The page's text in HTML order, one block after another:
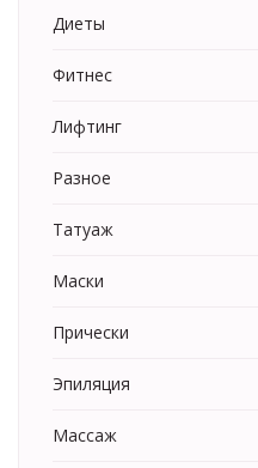
Диеты
Фитнес
Лифтинг
Разное
Татуаж
Маски
Прически
Эпиляция
Массаж